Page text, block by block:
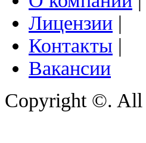
Лицензии |
Контакты |
Вакансии
Copyright ©. All